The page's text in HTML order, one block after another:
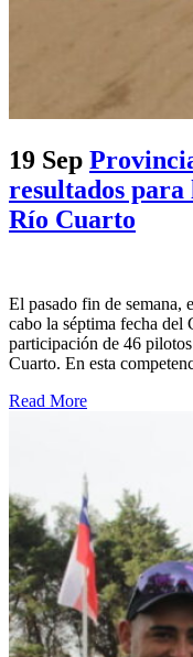
19 Sep
resultados para
Río Cuarto
El pasado fin de semana,
cabo la séptima fecha
participación de 46
Cuarto. En esta
Read More